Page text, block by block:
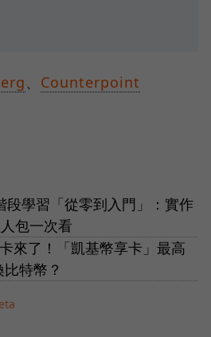
Counterpoint
段學習「從零到入門」：實作
包一次看
來了！「凱基幣享卡」最高
特幣？